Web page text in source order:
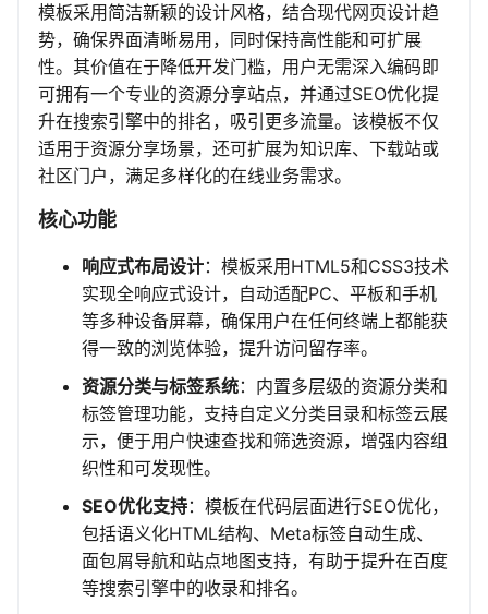
模板采用简洁新颖的设计风格，结合现代网页设计趋
势，确保界面清晰易用，同时保持高性能和可扩展
性。其价值在于降低开发门槛，用户无需深入编码即
可拥有一个专业的资源分享站点，并通过SEO优化提
升在搜索引擎中的排名，吸引更多流量。该模板不仅
适用于资源分享场景，还可扩展为知识库、下载站或
社区门户，满足多样化的在线业务需求。
核心功能
响应式布局设计：模板采用HTML5和CSS3技术
实现全响应式设计，自动适配PC、平板和手机
等多种设备屏幕，确保用户在任何终端上都能获
得一致的浏览体验，提升访问留存率。
资源分类与标签系统：内置多层级的资源分类和
标签管理功能，支持自定义分类目录和标签云展
示，便于用户快速查找和筛选资源，增强内容组
织性和可发现性。
SEO优化支持：模板在代码层面进行SEO优化，
包括语义化HTML结构、Meta标签自动生成、
面包屑导航和站点地图支持，有助于提升在百度
等搜索引擎中的收录和排名。